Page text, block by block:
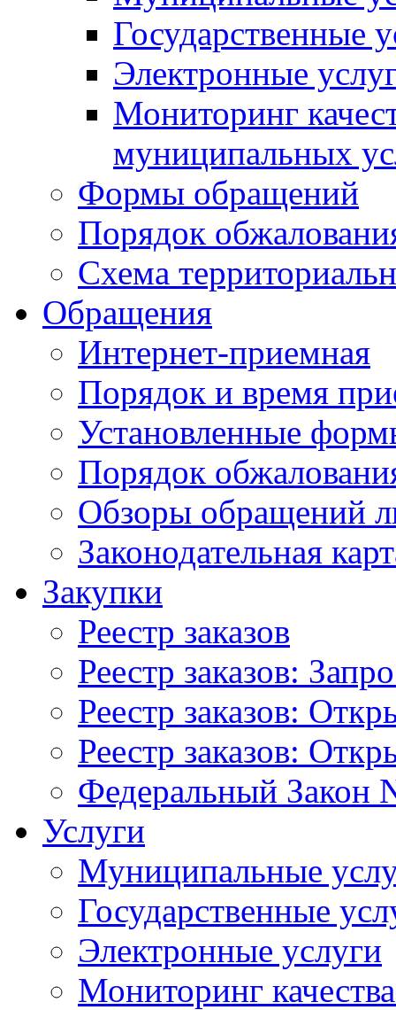
Государственные
Электронные
Мониторинг
муниципальных
Формы обращений
Порядок
Схема
Обращения
Интернет-приемная
Порядок и время
Установленные
Порядок
Обзоры обращений
Законодательная
Закупки
Реестр заказов
Реестр заказов:
Реестр заказов:
Реестр заказов:
Федеральный Закон
Услуги
Муниципальные
Государственные
Электронные услуги
Мониторинг